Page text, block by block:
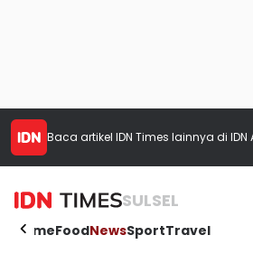
Baca artikel IDN Times lainnya di IDN
SULSEL
HomeFoodNewsSportTravel